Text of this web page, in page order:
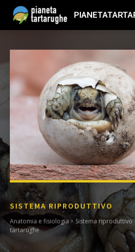
SISTEMA RIPRODUTTIVO
Anatomia e fisiologia Sistema riproduttivo
tartarughe